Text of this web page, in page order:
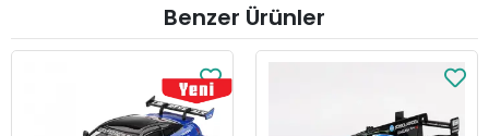
Benzer Ürünler